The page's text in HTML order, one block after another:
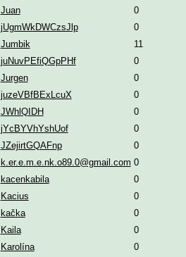
Juan
0
jUgmWkDWCzsJlp
0
Jumbik
11
juNuvPEfiQGpPHf
0
Jurgen
0
juzeVBfBExLcuX
0
JWhlQIDH
0
jYcBYVhYshUof
0
JZejirtGQAFnp
0
k.er.e.m.e.nk.o89.0@gmail.com 0
kacenkabila
0
Kacius
0
kačka
0
Kaila
0
Karolína
0